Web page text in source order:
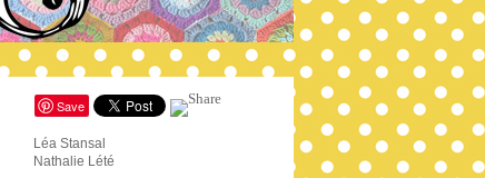
Save
Léa Stansal
Nathalie Lété